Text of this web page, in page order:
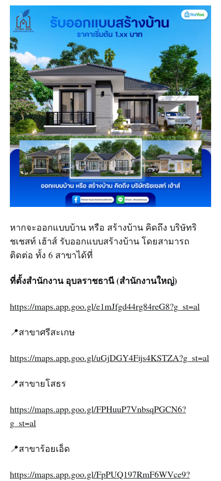
หากจะออกแบบบ้าน หรือ สร้างบ้าน คิดถึง บริษัทริ
ชเชสท์ เฮ้าส์ รับออกแบบสร้างบ้าน โดยสามารถ
ติดต่อ ทั้ง 6 สาขาได้ที่
ที่ตั้งสำนักงาน อุบลราชธานี (สำนักงานใหญ่)
https://maps.app.goo.gl/e1mJfgd44rg84reG8?g_st=al
📍สาขาศรีสะเกษ
https://maps.app.goo.gl/uGjDGY4Fijs4KSTZA?g_st=al
📍สาขายโสธร
https://maps.app.goo.gl/FPHuuP7VnbsqPGCN6?
g_st=al
📍สาขาร้อยเอ็ด
https://maps.app.goo.gl/FpPUQ197RmF6WVce9?